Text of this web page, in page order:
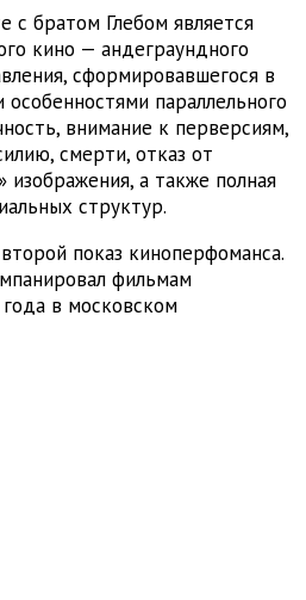
с братом Глебом является
кино — андеграундного
сформировавшегося в
параллельного
внимание к перверсиям,
смерти, отказ от
изображения, а также полная
структур.
показ киноперфоманса.
фильмам
в московском